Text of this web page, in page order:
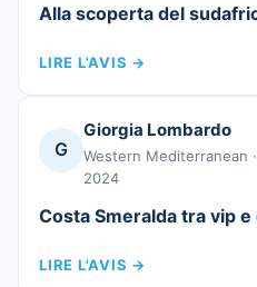
Alla scoperta del
LIRE L'AVIS →
G
Giorgia Lombardo
Western Mediterranean
2024
Costa Smeralda tra vip
LIRE L'AVIS →